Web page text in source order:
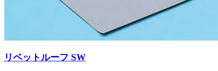
リベットルーフ SW